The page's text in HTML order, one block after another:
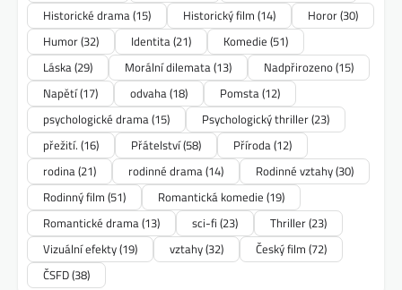
Historické drama(15) Historický film (14) Horor(30)
Humor(32) Identita(21) Komedie (51)
Láska(29) Morální dilemata(13) Nadpřirozeno(15)
Napětí(17) odvaha(18) Pomsta(12)
psychologické drama(15) Psychologický thriller(23)
přežití. (16) Přátelství(58) Příroda(12)
rodina(21) rodinné drama(14) Rodinné vztahy(30)
Rodinný film (51) Romantická komedie (19)
Romantické drama(13) sci-fi (23) Thriller(23)
Vizuální efekty(19) vztahy(32) Český film (72)
ČSFD(38)